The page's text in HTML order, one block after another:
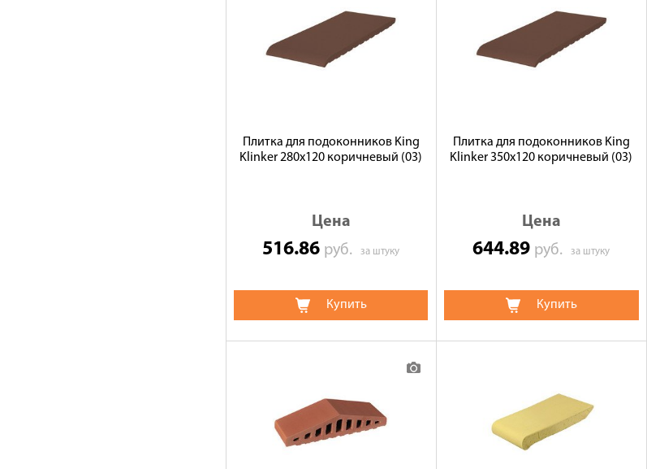
Плитка для подоконников King
Klinker 280х120 коричневый (03)
Цена
516.86 руб.за штуку
Купить
Плитка для подоконников King
Klinker 350х120 коричневый (03)
Цена
644.89 руб.за штуку
Купить